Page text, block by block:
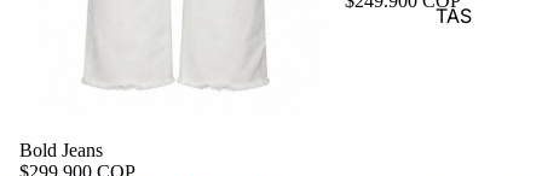
TAS
Bold Jeans
$299.900 COP